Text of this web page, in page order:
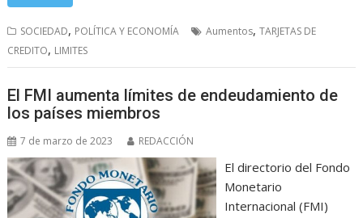
SOCIEDAD, POLÍTICA Y ECONOMÍA Aumentos,TARJETAS DE
CREDITO, LIMITES
El FMI aumenta límites de endeudamiento de
los países miembros
7 de marzo de 2023 REDACCIÓN
El directorio del Fondo
Monetario
Internacional (FMI)